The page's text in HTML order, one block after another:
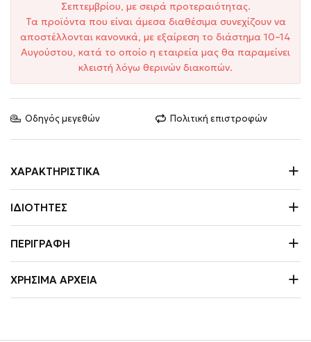
Σεπτεμβρίου, με σειρά προτεραιότητας.
Τα προϊόντα που είναι άμεσα διαθέσιμα συνεχίζουν να
αποστέλλονται κανονικά, με εξαίρεση το διάστημα 10–14
Αυγούστου, κατά το οποίο η εταιρεία μας θα παραμείνει
κλειστή λόγω θερινών διακοπών.
Οδηγός μεγεθών Πολιτική επιστροφών
ΧΑΡΑΚΤΗΡΙΣΤΙΚΆ
ΙΔΙΌΤΗΤΕΣ
ΠΕΡΙΓΡΑΦΉ
ΧΡΉΣΙΜΑ ΑΡΧΕΊΑ